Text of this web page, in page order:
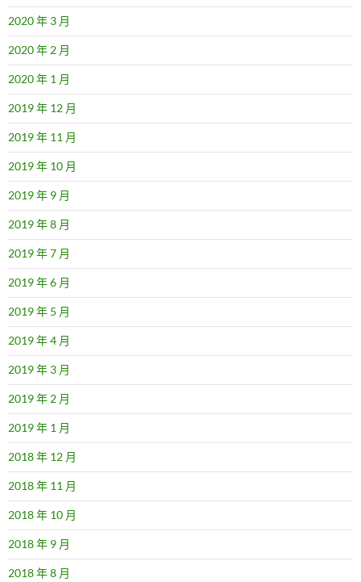
2020 年 3 月
2020 年 2 月
2020 年 1 月
2019 年 12 月
2019 年 11 月
2019 年 10 月
2019 年 9 月
2019 年 8 月
2019 年 7 月
2019 年 6 月
2019 年 5 月
2019 年 4 月
2019 年 3 月
2019 年 2 月
2019 年 1 月
2018 年 12 月
2018 年 11 月
2018 年 10 月
2018 年 9 月
2018 年 8 月